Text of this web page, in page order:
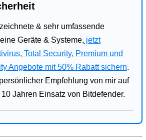
& sehr umfassende
Geräte & Systeme, jetzt
Total Security, Premium und
Angebote mit 50% Rabatt sichern.
Empfehlung von mir auf
Jahren Einsatz von Bitdefender.